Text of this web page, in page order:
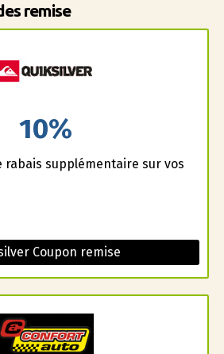
remise
10%
rabais supplémentaire sur vos
Coupon remise